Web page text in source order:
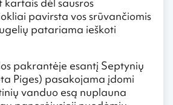
pavirsta vos srūvančiomis
patariama ieškoti
pakrantėje esantį Septynių
Piges) pasakojama įdomi
vanduo esą nuplauna